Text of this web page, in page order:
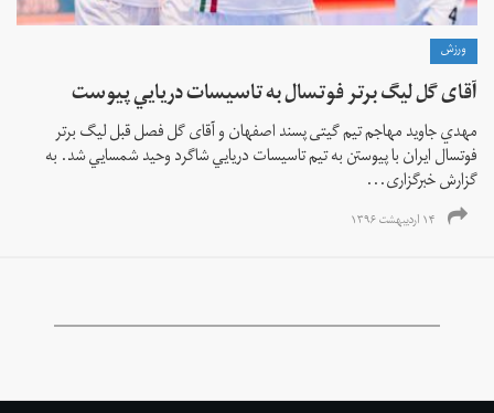
ورزش
آقای گل ليگ برتر فوتسال به تاسيسات دريايي پيوست
مهدي جاويد مهاجم تيم گيتی پسند اصفهان و آقای گل فصل قبل ليگ برتر
فوتسال ايران با پيوستن به تيم تاسيسات دريايي شاگرد وحيد شمسايي شد. به
گزارش خبرگزاری...
۱۴ اردیبهشت ۱۳۹۶